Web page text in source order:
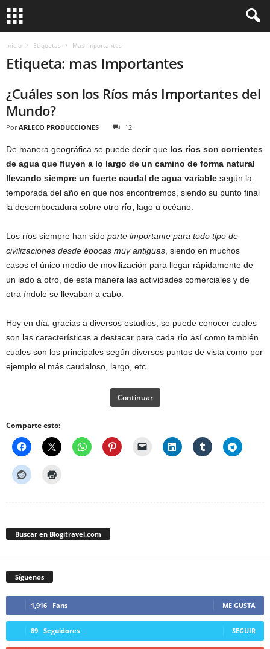
Inicio Etiquetas Mas Importantes
Etiqueta: mas Importantes
¿Cuáles son los Ríos más Importantes del
Mundo?
Por ARLECO PRODUCCIONES 12
De manera geográfica se puede decir que los ríos son corrientes
de agua que fluyen a lo largo de un camino de forma natural
llevando siempre un fuerte caudal de agua variable según la
temporada del año en que nos encontremos, siendo su punto final
la desembocadura sobre otro río, lago u océano.
Los ríos siempre han sido parte importante para todo tipo de
civilizaciones desde épocas muy antiguas , siendo en muchos
casos el único medio de movilización para llegar rápidamente de
un lado a otro, de esta manera las actividades comerciales y de
otra índole se llevaban a cabo.
Hoy en día, gracias a diversos estudios, se puede conocer cuales
son las características a destacar para cada río así como también
cuales son los principales según diversos puntos de vista como por
ejemplo el más caudaloso, largo, etc.
Continuar
Comparte esto:
Buscar en Blogitravel.com
Síguenos
1,916 Fans ME GUSTA
89 Seguidores SEGUIR